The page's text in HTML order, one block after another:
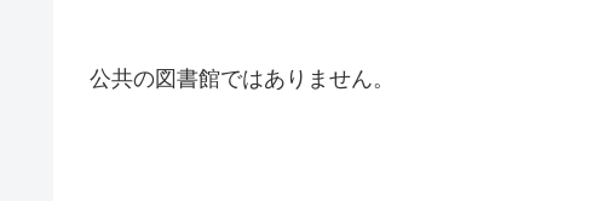
公共の図書館ではありません。